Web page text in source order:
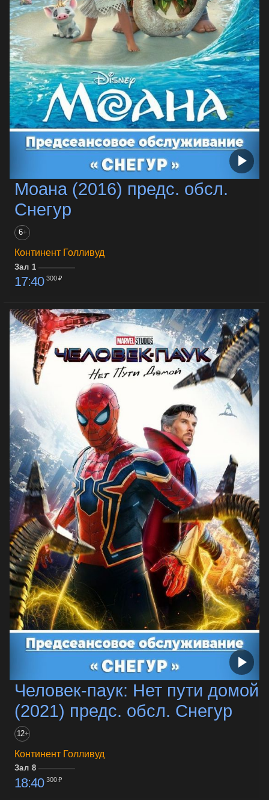
Моана (2016) предс. обсл.
Снегур
6+
Континент Голливуд
Зал 1
17:40 300 ₽
Человек-паук: Нет пути домой
(2021) предс. обсл. Снегур
12+
Континент Голливуд
Зал 8
18:40 300 ₽